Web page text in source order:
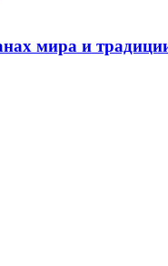
мира и